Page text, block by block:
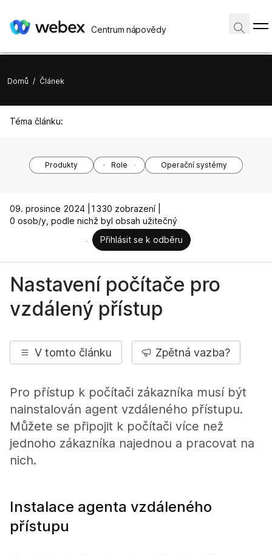
Centrum nápovědy
Domů / Článek
Téma článku:
Produkty Role Operační systémy
09. prosince 2024 |
1330 zobrazení |
0 osob/y, podle nichž byl obsah užitečný
Přihlásit se k odběru
Nastavení počítače pro
vzdálený přístup
V tomto článku Zpětná vazba?
Pro přístup k počítači zákazníka musí být
nainstalován agent vzdáleného přístupu.
Můžete se připojit k počítači více než
jednoho zákazníka najednou a pracovat na
nich.
Instalace agenta vzdáleného
přístupu